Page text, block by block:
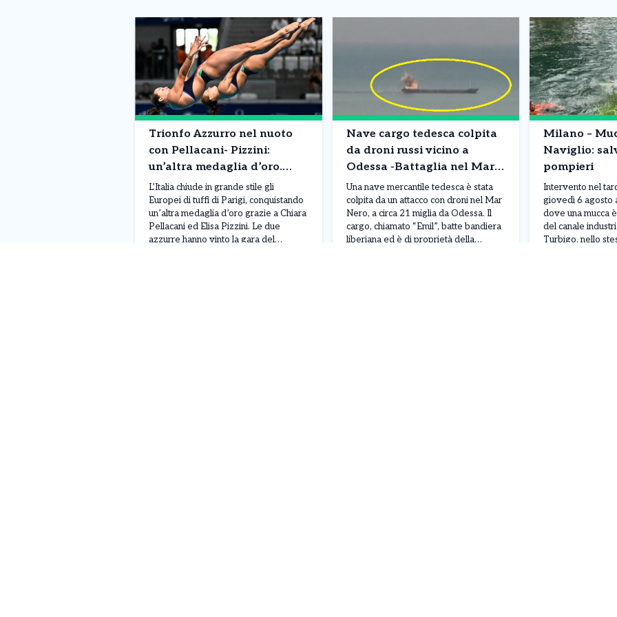
Trionfo Azzurro nel nuoto
con Pellacani- Pizzini:
un’altra medaglia d’oro.
Chiara è nella leggenda!
L’Italia chiude in grande stile gli
Europei di tuffi di Parigi, conquistando
un’altra medaglia d’oro grazie a Chiara
Pellacani ed Elisa Pizzini. Le due
azzurre hanno vinto la gara del
Nave cargo tedesca colpita
da droni russi vicino a
Odessa -Battaglia nel Mar
Nero
Una nave mercantile tedesca è stata
colpita da un attacco con droni nel Mar
Nero, a circa 21 miglia da Odessa. Il
cargo, chiamato “Emil”, batte bandiera
liberiana ed è di proprietà della
Milano –
Naviglio:
pompieri
Intervento nel
giovedì 6 agosto
dove una mucca
del canale
Turbigo, nello